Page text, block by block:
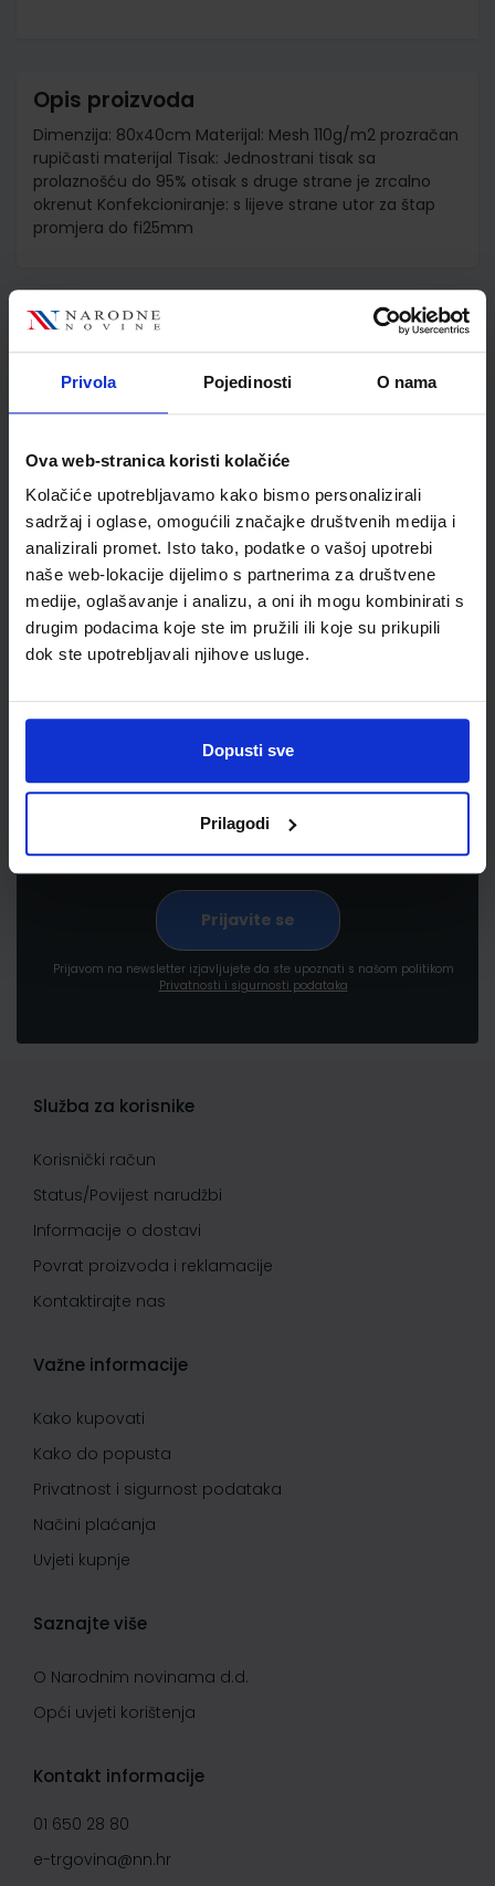
Privola Pojedinosti O nama
Ova web-stranica koristi kolačiće
Kolačiće upotrebljavamo kako bismo personalizirali
sadržaj i oglase, omogućili značajke društvenih medija i
analizirali promet. Isto tako, podatke o vašoj upotrebi
naše web-lokacije dijelimo s partnerima za društvene
medije, oglašavanje i analizu, a oni ih mogu kombinirati s
drugim podacima koje ste im pružili ili koje su prikupili
dok ste upotrebljavali njihove usluge.
Dopusti sve
Prilagodi
Opis proizvoda
Dimenzija: 80x40cm Materijal: Mesh 110g/m2 prozračan
rupičasti materijal Tisak: Jednostrani tisak sa
prolaznošću do 95% otisak s druge strane je zrcalno
okrenut Konfekcioniranje: s lijeve strane utor za štap
promjera do fi25mm
Detalji proizvoda
proizvodima i uslugama, akcijama i drugim
Prijavom na newsletter izjavljujete da ste upoznati s našom politikom
Privatnosti i sigurnosti podataka
Služba za korisnike
Korisnički račun
Status/Povijest narudžbi
Informacije o dostavi
Povrat proizvoda i reklamacije
Kontaktirajte nas
Važne informacije
Kako kupovati
Kako do popusta
Privatnost i sigurnost podataka
Načini plaćanja
Uvjeti kupnje
Saznajte više
O Narodnim novinama d.d.
Opći uvjeti korištenja
Kontakt informacije
01 650 28 80
e-trgovina@nn.hr